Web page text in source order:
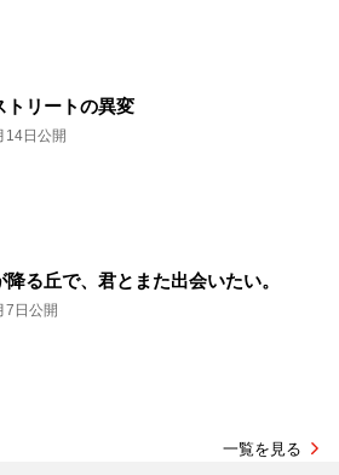
トリートの異変
14日公開
降る丘で、君とまた出会いたい。
7日公開
一覧を見る